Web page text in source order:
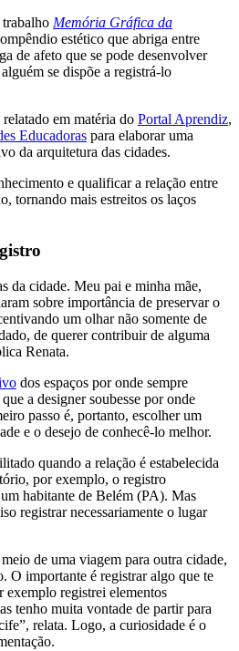
Memória Gráfica da
estético que abriga entre
de afeto que se pode desenvolver
se dispõe a registrá-lo
em matéria do Portal Aprendiz,
Educadoras para elaborar uma
da arquitetura das cidades.
e qualificar a relação entre
tornando mais estreitos os laços
da cidade. Meu pai e minha mãe,
sobre importância de preservar o
um olhar não somente de
de querer contribuir de alguma
Renata.
dos espaços por onde sempre
a designer soubesse por onde
passo é, portanto, escolher um
e o desejo de conhecê-lo melhor.
quando a relação é estabelecida
por exemplo, o registro
habitante de Belém (PA). Mas
registrar necessariamente o lugar
de uma viagem para outra cidade,
O importante é registrar algo que te
exemplo registrei elementos
tenho muita vontade de partir para
relata. Logo, a curiosidade é o